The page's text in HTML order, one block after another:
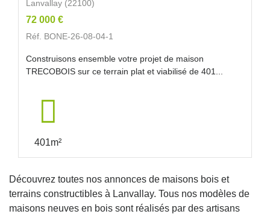
Lanvallay (22100)
72 000 €
Réf. BONE-26-08-04-1
Construisons ensemble votre projet de maison
TRECOBOIS sur ce terrain plat et viabilisé de 401...
401m²
Découvrez toutes nos annonces de maisons bois et
terrains constructibles à Lanvallay. Tous nos modèles de
maisons neuves en bois sont réalisés par des artisans